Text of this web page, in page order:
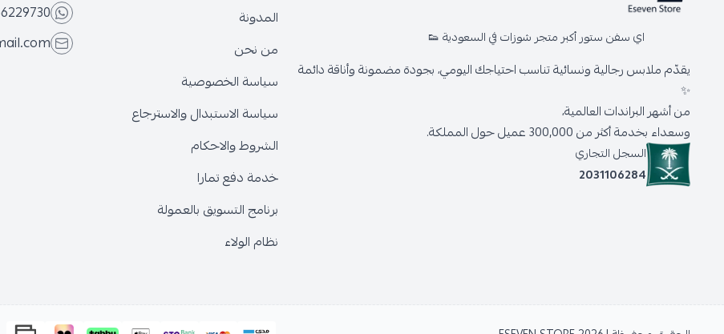
اي سفن ستور أكبر متجر شوزات في السعودية 👟
يقدّم ملابس رجالية ونسائية تناسب احتياجك اليومي، بجودة مضمونة وأناقة دائمة
✨
من أشهر البراندات العالمية،
وسعداء بخدمة أكثر من 300,000 عميل حول المملكة.
السجل التجاري
2031106284
المدونة
من نحن
سياسة الخصوصية
سياسة الاستبدال والاسترجاع
الشروط والاحكام
خدمة دفع تمارا
برنامج التسويق بالعمولة
نظام الولاء